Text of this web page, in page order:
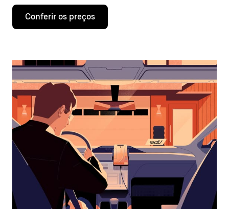
Pressione
seta
interagir
o
calendário
selecionar
uma
data.
Pressione
a
tecla
“ESC”
o
calendário.
Conferir os preços